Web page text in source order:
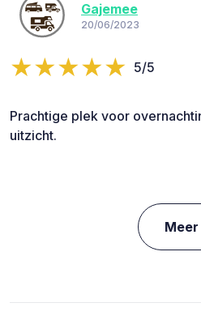
Gajemee
20/06/2023
5/5
Prachtige plek voor
uitzicht.
Meer